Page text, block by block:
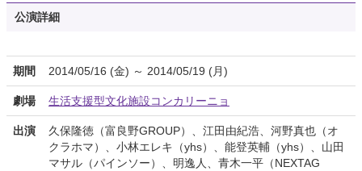
公演詳細
期間 2014/05/16 (金) ～ 2014/05/19 (月)
劇場 生活支援型文化施設コンカリーニョ
出演
久保隆徳（富良野GROUP）、江田由紀浩、河野真也（オ
クラホマ）、小林エレキ（yhs）、能登英輔（yhs）、山田
マサル（パインソー）、明逸人、青木一平（NEXTAG